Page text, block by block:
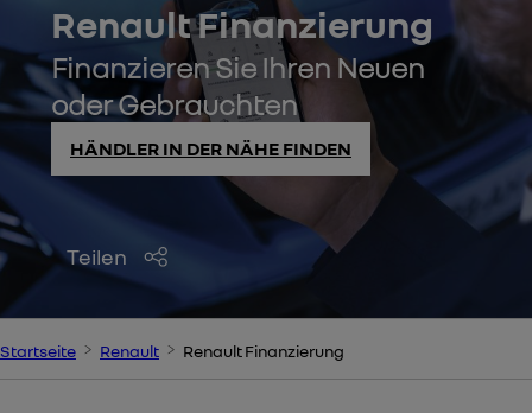
Renault Finanzierung
Finanzieren Sie Ihren Neuen
oder Gebrauchten
HÄNDLER IN DER NÄHE FINDEN
Teilen
Startseite Renault Renault Finanzierung